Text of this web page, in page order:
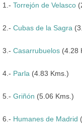
1.- Torrejón de Velasco
2.- Cubas de la Sagra
3.- Casarrubuelos (4.28
4.- Parla (4.83 Kms.)
5.- Griñón (5.06 Kms.)
6.- Humanes de Madrid